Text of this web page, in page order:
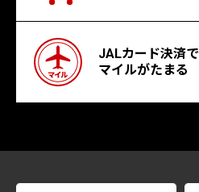
JALカード決済で
マイルがたまる